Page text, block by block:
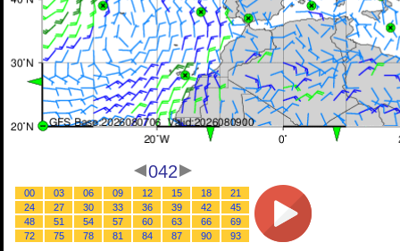
042
00 03 06 09 12 15 18
21
24
27 30 33 36 39 42
45
48
51 54 57 60 63 66
69
72
75 78 81 84 87 90 93